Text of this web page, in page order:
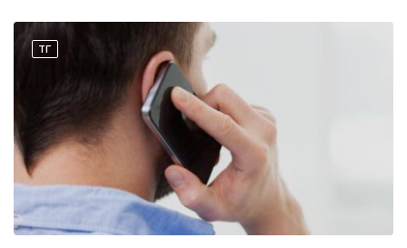
Наші соц мережі
Підтримати dyvys.info
ТГ